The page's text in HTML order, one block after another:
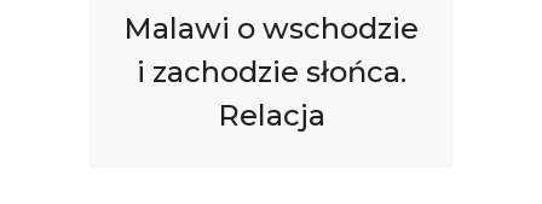
Malawi o wschodzie
i zachodzie słońca.
Relacja